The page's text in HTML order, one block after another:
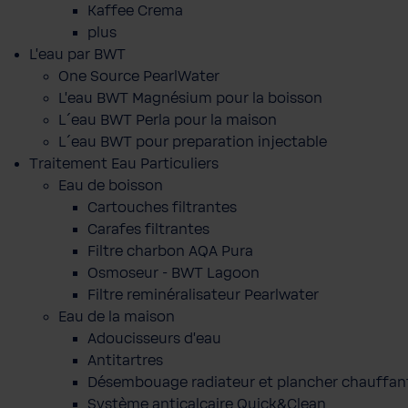
Kaffee Crema
plus
L'eau par BWT
One Source PearlWater
L’eau BWT Magnésium pour la boisson
L´eau BWT Perla pour la maison
L´eau BWT pour preparation injectable
Traitement Eau Particuliers
Eau de boisson
Cartouches filtrantes
Carafes filtrantes
Filtre charbon AQA Pura
Osmoseur - BWT Lagoon
Filtre reminéralisateur Pearlwater
Eau de la maison
Adoucisseurs d'eau
Antitartres
Désembouage radiateur et plancher
Système anticalcaire Quick&Clean